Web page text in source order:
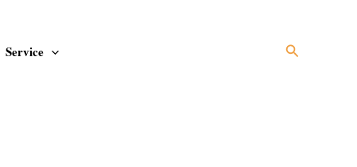
Service Suchen